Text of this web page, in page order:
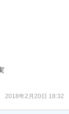
2018年2月20日 18:32